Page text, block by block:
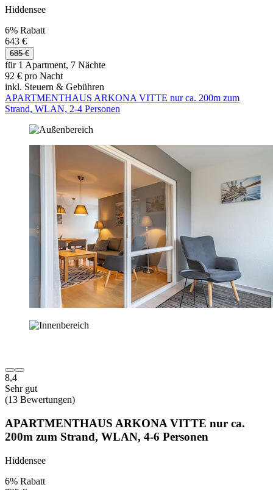
Hiddensee
6% Rabatt
643 €
685 €
für 1 Apartment, 7 Nächte
92 € pro Nacht
inkl. Steuern & Gebühren
APARTMENTHAUS ARKONA VITTE nur ca. 200m zum
Strand, WLAN, 2-4 Personen
8,4
Sehr gut
(13 Bewertungen)
APARTMENTHAUS ARKONA VITTE nur ca.
200m zum Strand, WLAN, 4-6 Personen
Hiddensee
6% Rabatt